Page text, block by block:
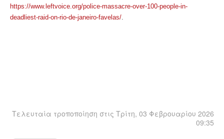
https://www.leftvoice.org/police-massacre-over-100-people-in-
deadliest-raid-on-rio-de-janeiro-favelas/.
Τελευταία τροποποίηση στις Τρίτη, 03 Φεβρουαρίου 2026
09:35